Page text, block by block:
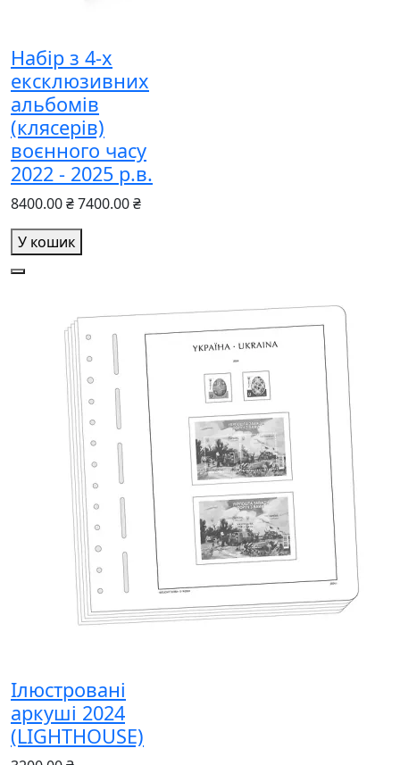
Набір з 4-х
ексклюзивних
альбомів
(клясерів)
воєнного часу
2022 - 2025 р.в.
8400.00 ₴7400.00 ₴
У кошик
Ілюстровані
аркуші 2024
(LIGHTHOUSE)